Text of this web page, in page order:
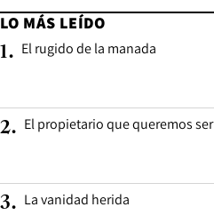
LO MÁS LEÍDO
1. El rugido de la manada
2. El propietario que queremos ser
3. La vanidad herida